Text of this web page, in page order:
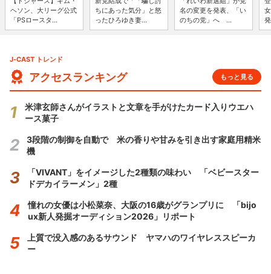
ヘソン、大リーグ公式
「PSロースタ...
ちにあった気分」と怒
ったひろゆき妻...
名の変更を発表、「い
のちの党」へ ...
J-CAST トレンド
アクセスランキング もっと見る
米津玄師さんがイラストと文章を手がけたカード入りウエハ
ース菓子
3段階の制御を自動で 米の香りや甘みを引き出す家庭用精米
機
「VIVANT」をイメージした2種類の味わい 「ベビースター
ドデカイラーメン」2種
憧れの女優は小松菜奈、大阪の16歳がグランプリに 「bijo
ux新人発掘オーディション2026」リポート
上質で没入感のあるサウンド ヤマハのワイヤレススピーカ
ー